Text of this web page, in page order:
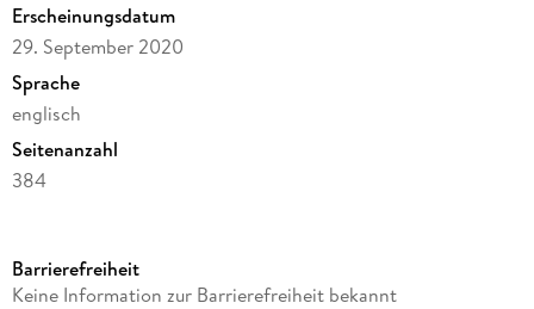
Erscheinungsdatum
29. September 2020
Sprache
englisch
Seitenanzahl
384
Autor/Autorin
Barrierefreiheit
Keine Information zur Barrierefreiheit bekannt